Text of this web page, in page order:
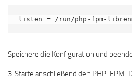
listen = /run/php-fpm-
Speichere die Konfiguration und
3. Starte anschließend den PHP-FPM-